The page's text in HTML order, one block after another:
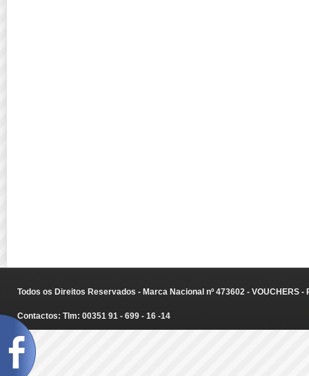
Todos os Direitos Reservados - Marca Nacional nº 473602 - VOUCHERS
Contactos: Tlm: 00351 91 - 699 - 16 -14